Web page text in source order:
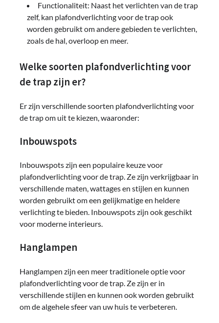
Functionaliteit: Naast het verlichten van de trap
zelf, kan plafondverlichting voor de trap ook
worden gebruikt om andere gebieden te verlichten,
zoals de hal, overloop en meer.
Welke soorten plafondverlichting voor
de trap zijn er?
Er zijn verschillende soorten plafondverlichting voor
de trap om uit te kiezen, waaronder:
Inbouwspots
Inbouwspots zijn een populaire keuze voor
plafondverlichting voor de trap. Ze zijn verkrijgbaar in
verschillende maten, wattages en stijlen en kunnen
worden gebruikt om een ​​gelijkmatige en heldere
verlichting te bieden. Inbouwspots zijn ook geschikt
voor moderne interieurs.
Hanglampen
Hanglampen zijn een meer traditionele optie voor
plafondverlichting voor de trap. Ze zijn er in
verschillende stijlen en kunnen ook worden gebruikt
om de algehele sfeer van uw huis te verbeteren.